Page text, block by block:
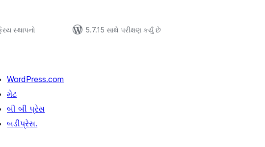
સ્થાપનો
5.7.15 સાથે પરીક્ષણ કર્યું છે
WordPress.com
મેટ
બી બી પ્રેસ
બડીપ્રેસ.